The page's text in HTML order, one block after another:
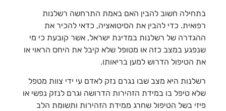
בתחילה חשוב להבין האם באמת התרחשה רשלנות
רפואית. כדי להבין את הסיטואציה, כדאי להכיר את
ההגדרה של רשלנות במדינת ישראל, אשר קובעת כי מי
שנפגע במצב כזה או מטופל שלא קיבל את היחס הראוי או
את הטיפול הדרוש למען בריאותו.
רשלנות היא מצב שבו נגרם נזק לאדם עי ידי צוות מטפל
שלא טיפל בו במידת הזהירות הדרושה וגרם לנזק נפשי או
פיזי בשל הטיפול שחרג ממידת הזהירות ותשומת הלב